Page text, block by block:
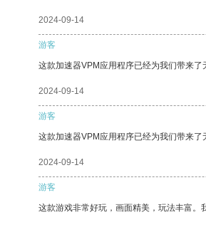
2024-09-14
游客
这款加速器VPM应用程序已经为我们带来了
2024-09-14
游客
这款加速器VPM应用程序已经为我们带来了
2024-09-14
游客
这款游戏非常好玩，画面精美，玩法丰富。